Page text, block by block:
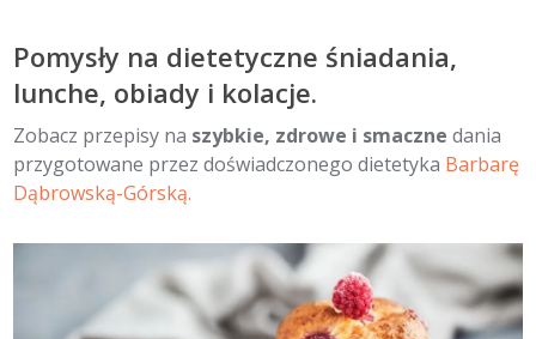
Pomysły na dietetyczne śniadania,
lunche, obiady i kolacje.
Zobacz przepisy na szybkie, zdrowe i smaczne dania
przygotowane przez doświadczonego dietetyka Barbarę
Dąbrowską-Górską.